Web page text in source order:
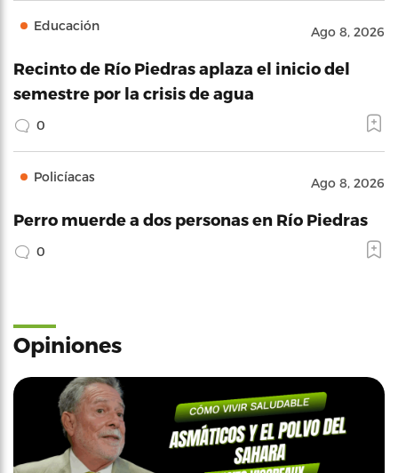
Educación Ago 8, 2026
Recinto de Río Piedras aplaza el inicio del
semestre por la crisis de agua
0
Policíacas Ago 8, 2026
Perro muerde a dos personas en Río Piedras
0
Opiniones